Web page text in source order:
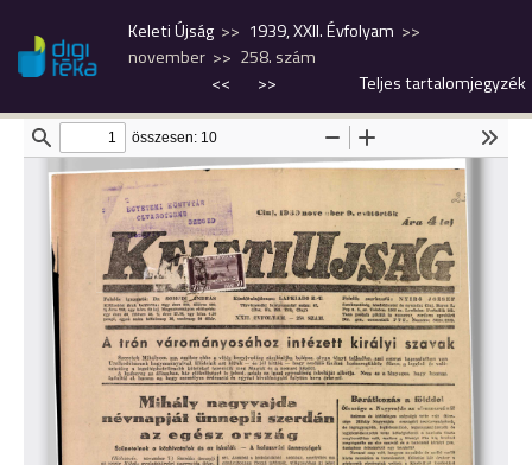
Keleti Újság
1939, XXII. Évfolyam
november
258. szám
<<
>> Teljes tartalomjegyzék